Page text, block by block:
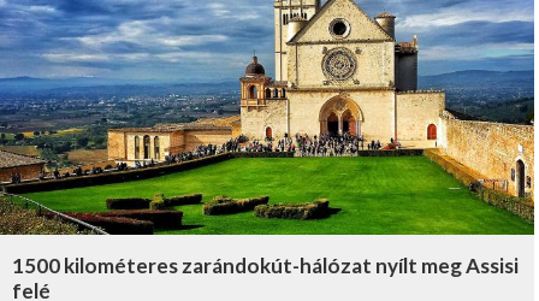
1500 kilométeres zarándokút-hálózat nyílt meg Assisi
felé